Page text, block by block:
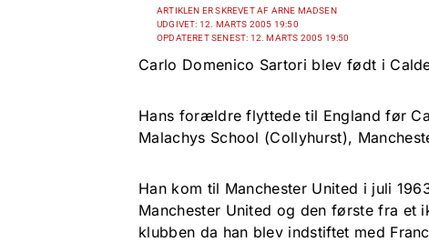
ARTIKLEN ER SKREVET AF ARNE MADSEN
UDGIVET: 12. MARTS 2005 19:50
OPDATERET SENEST: 12. MARTS 2005 19:50
Carlo Domenico Sartori blev født i
Hans forældre flyttede til England før
Malachys School (Collyhurst),
Han kom til Manchester United i juli
Manchester United og den første fra et
klubben da han blev indstiftet med